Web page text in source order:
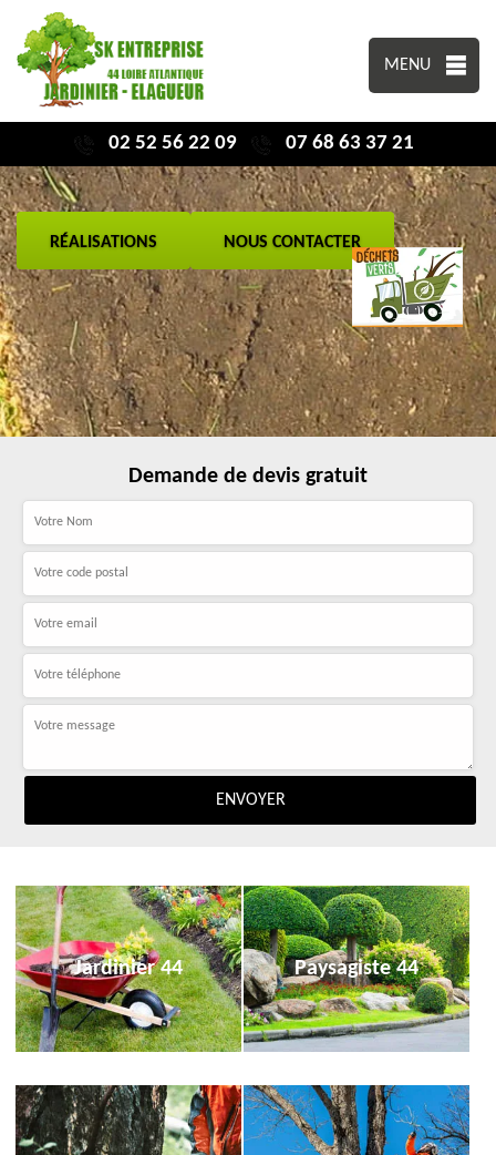
MENU
02 52 56 22 09 07 68 63 37 21
RÉALISATIONS NOUS CONTACTER
Demande de devis gratuit
Jardinier 44 Paysagiste 44